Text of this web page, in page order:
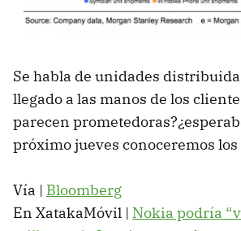
Se habla de unidades
llegado a las manos de los
parecen
próximo jueves conoceremos
Vía | Bloomberg
En XatakaMóvil | Nokia podría